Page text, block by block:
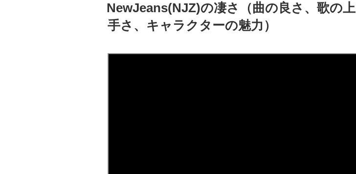
日:
NewJeans(NJZ)の凄さ（曲の良さ、歌の上
手さ、キャラクターの魅力）